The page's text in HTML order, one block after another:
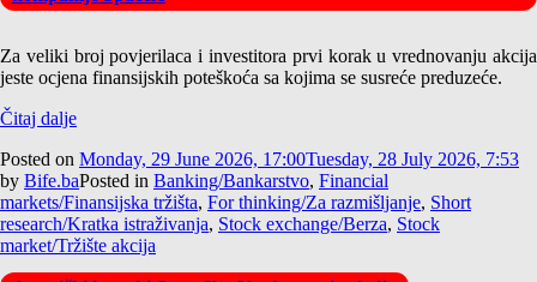
Za veliki broj povjerilaca i investitora prvi korak u vrednovanju akcija
jeste ocjena finansijskih poteškoća sa kojima se susreće preduzeće.
Čitaj dalje
Posted on Monday, 29 June 2026, 17:00Tuesday, 28 July 2026, 7:53
by Bife.baPosted in Banking/Bankarstvo, Financial
markets/Finansijska tržišta, For thinking/Za razmišljanje, Short
research/Kratka istraživanja, Stock exchange/Berza, Stock
market/Tržište akcija